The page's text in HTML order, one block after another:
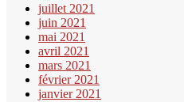
juillet 2021
juin 2021
mai 2021
avril 2021
mars 2021
février 2021
janvier 2021